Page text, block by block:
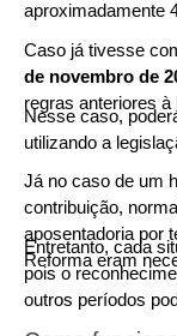
aproximadamente
Caso já tivesse
de novembro de
regras anteriores à
Nesse caso,
utilizando a
Já no caso de um
contribuição,
aposentadoria por
Reforma eram
Entretanto, cada
pois o
outros períodos